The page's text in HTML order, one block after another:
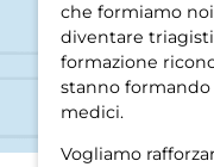
che formiamo
diventare
formazione
stanno
medici.
Vogliamo